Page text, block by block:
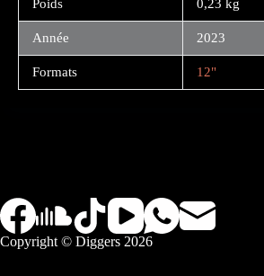
Poids 0,23 kg
Année 2023
Formats 12"
Copyright © Diggers 2026